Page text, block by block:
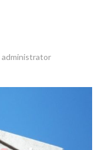
administrator